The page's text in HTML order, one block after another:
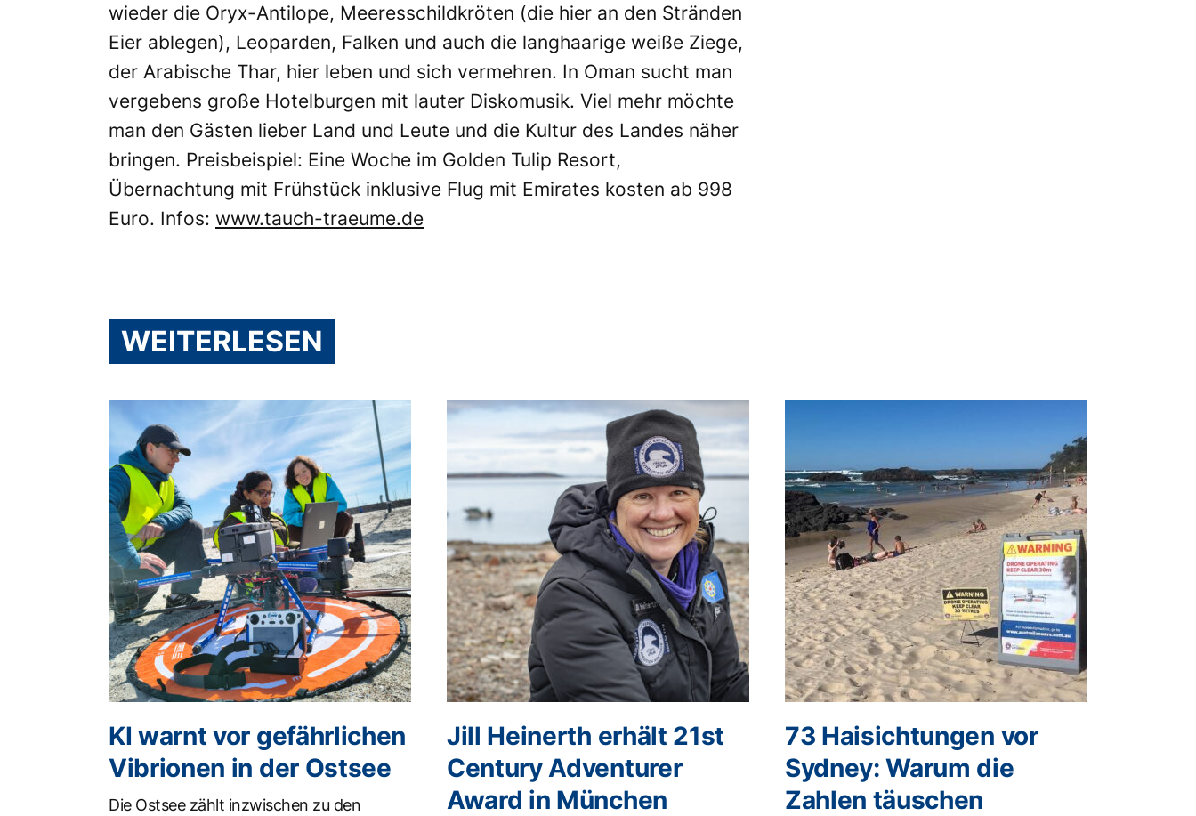
wieder die Oryx-Antilope, Meeresschildkröten (die hier an den Stränden
Eier ablegen), Leoparden, Falken und auch die langhaarige weiße Ziege,
der Arabische Thar, hier leben und sich vermehren. In Oman sucht man
vergebens große Hotelburgen mit lauter Diskomusik. Viel mehr möchte
man den Gästen lieber Land und Leute und die Kultur des Landes näher
bringen. Preisbeispiel: Eine Woche im Golden Tulip Resort,
Übernachtung mit Frühstück inklusive Flug mit Emirates kosten ab 998
Euro. Infos: www.tauch-traeume.de
WEITERLESEN
KI warnt vor gefährlichen
Vibrionen in der Ostsee
Die Ostsee zählt inzwischen zu den
Jill Heinerth erhält 21st
Century Adventurer
Award in München
73 Haisichtungen vor
Sydney: Warum die
Zahlen täuschen